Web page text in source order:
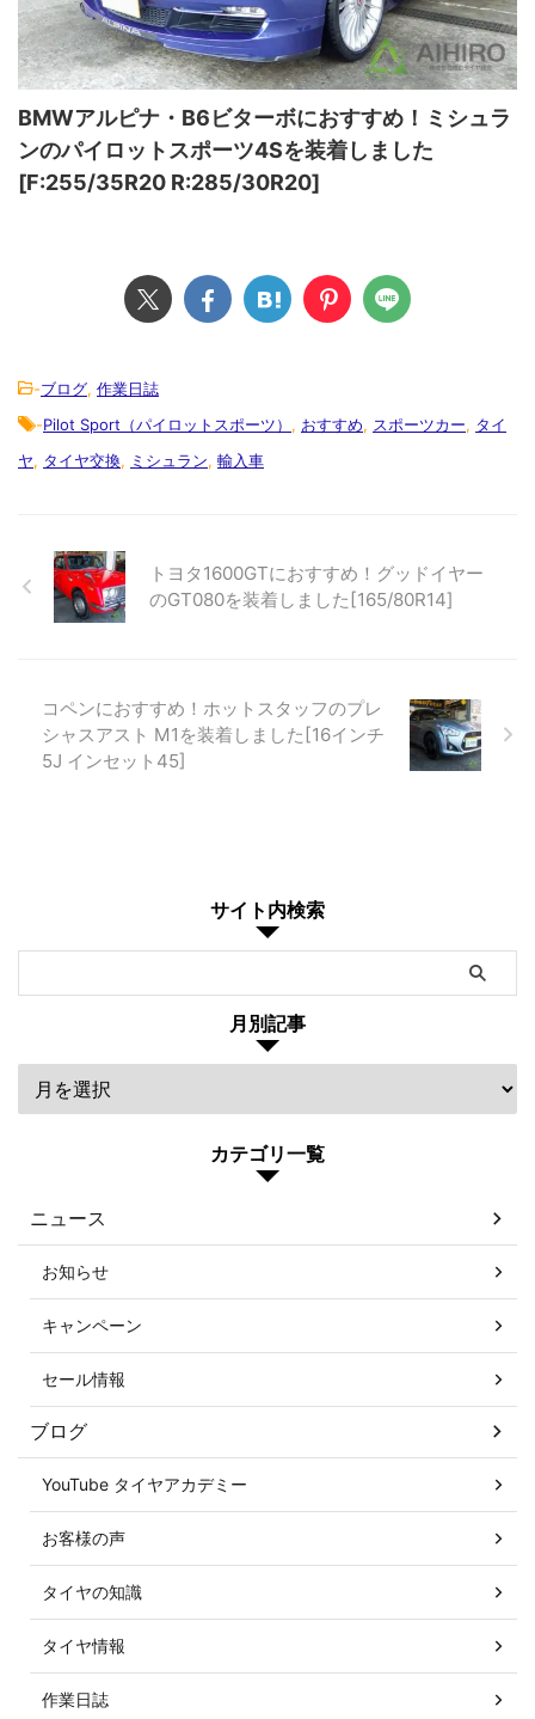
BMWアルピナ・B6ビターボにおすすめ！ミシュラ
ンのパイロットスポーツ4Sを装着しました
[F:255/35R20 R:285/30R20]
-ブログ, 作業日誌
-Pilot Sport（パイロットスポーツ） , おすすめ, スポーツカー, タイ
ヤ, タイヤ交換, ミシュラン, 輸入車
トヨタ1600GTにおすすめ！グッドイヤー
のGT080を装着しました[165/80R14]
コペンにおすすめ！ホットスタッフのプレ
シャスアスト M1を装着しました[16インチ
5J インセット45]
サイト内検索
月別記事
カテゴリ一覧
ニュース
お知らせ
キャンペーン
セール情報
ブログ
YouTube タイヤアカデミー
お客様の声
タイヤの知識
タイヤ情報
作業日誌